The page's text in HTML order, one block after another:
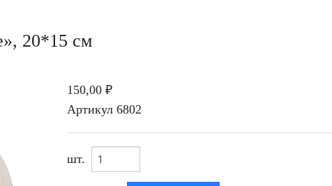
20*15 см
150,00 ₽
Артикул 6802
шт.